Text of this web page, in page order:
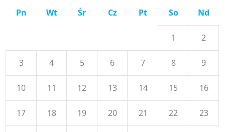
Pn Wt Śr Cz Pt So Nd
1 2
3 4 5 6 7 8 9
10 11 12 13 14 15 16
17 18 19 20 21 22 23